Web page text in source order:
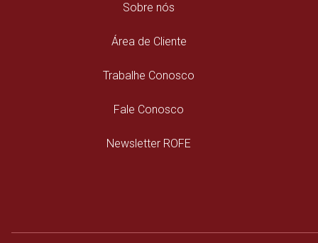
Sobre nós
Área de Cliente
Trabalhe Conosco
Fale Conosco
Newsletter ROFE